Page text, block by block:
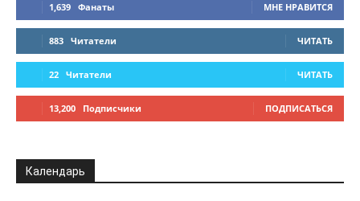
1,639 Фанаты МНЕ НРАВИТСЯ
883 Читатели ЧИТАТЬ
22 Читатели ЧИТАТЬ
13,200 Подписчики ПОДПИСАТЬСЯ
Календарь